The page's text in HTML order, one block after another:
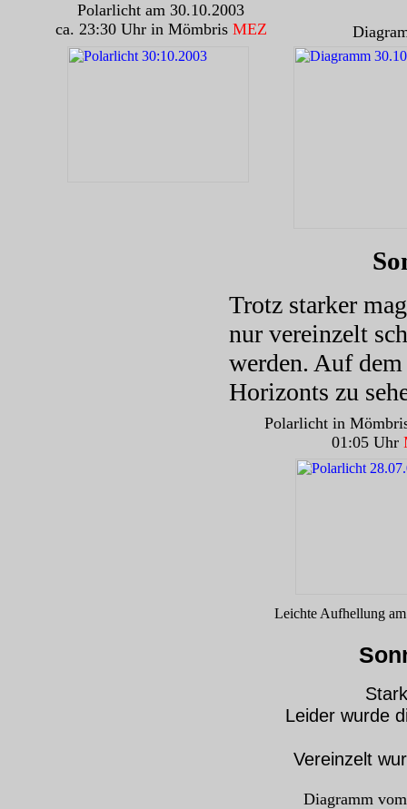
Polarlicht am 30.10.2003
ca. 23:30 Uhr in Mömbris MEZ
Trotz starker
nur vereinzelt
werden. Auf
Horizonts zu
Polarlicht in
01:05 Uhr
Leichte Aufhellung
Leider wurde
Vereinzelt
Diagramm